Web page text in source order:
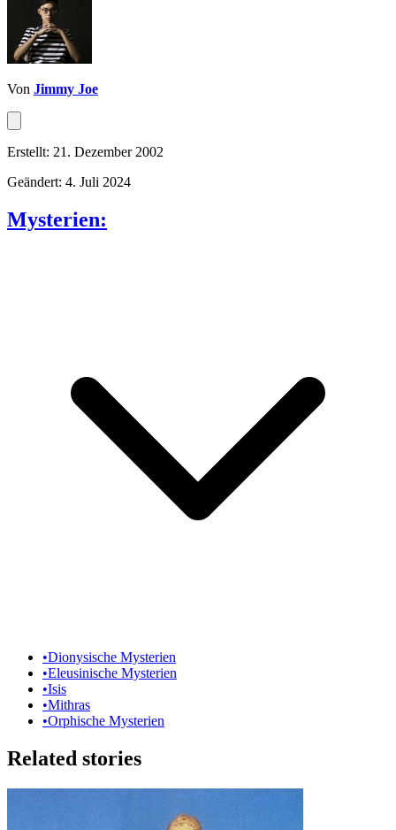
Von Jimmy Joe
Erstellt: 21. Dezember 2002
Geändert: 4. Juli 2024
Mysterien:
•Dionysische Mysterien
•Eleusinische Mysterien
•Isis
•Mithras
•Orphische Mysterien
Related stories